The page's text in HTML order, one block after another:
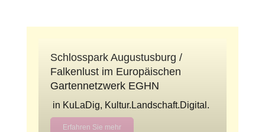
Schlosspark Augustusburg /
Falkenlust im Europäischen
Gartennetzwerk EGHN
in KuLaDig, Kultur.Landschaft.Digital.​
Erfahren Sie mehr